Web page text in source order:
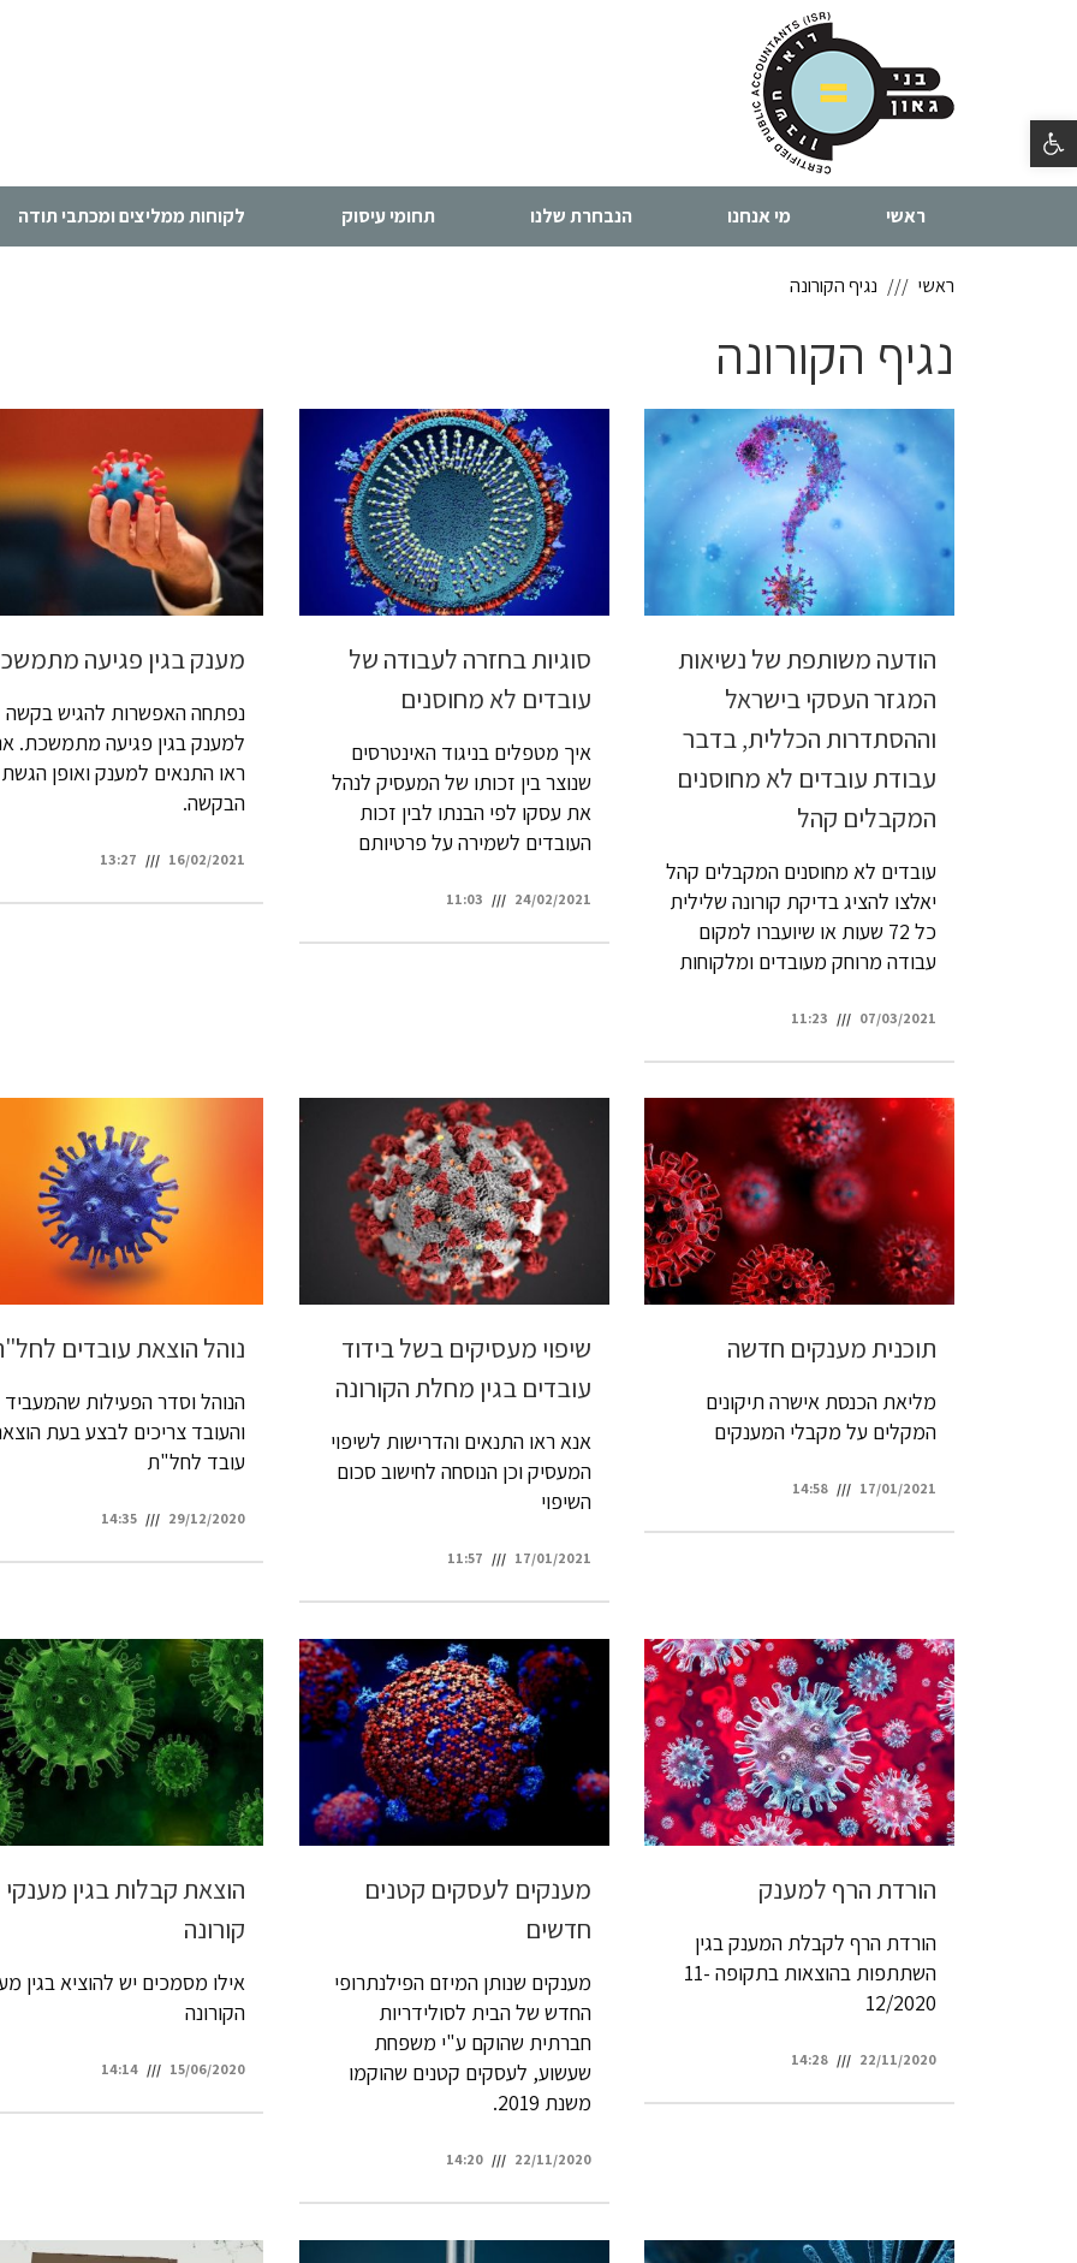
פתח סרגל נגישות
ראשי מי אנחנו הנבחרת שלנו תחומי עיסוק לקוחות ממליצים ומכתבי תודה
ראשי נגיף הקורונה
נגיף הקורונה
הודעה משותפת של נשיאות
המגזר העסקי בישראל
וההסתדרות הכללית, בדבר
עבודת עובדים לא מחוסנים
המקבלים קהל
עובדים לא מחוסנים המקבלים קהל
יאלצו להציג בדיקת קורונה שלילית
כל 72 שעות או שיועברו למקום
עבודה מרוחק מעובדים ומלקוחות
07/03/2021
11:23
סוגיות בחזרה לעבודה של
עובדים לא מחוסנים
איך מטפלים בניגוד האינטרסים
שנוצר בין זכותו של המעסיק לנהל
את עסקו לפי הבנתו לבין זכות
העובדים לשמירה על פרטיותם
24/02/2021
11:03
מענק בגין פגיעה
נפתחה האפשרות להגיש בקשה
למענק בגין פגיעה מתמשכת.
ראו התנאים למענק ואופן הגשת
הבקשה.
16/02/2021
13:27
תוכנית מענקים חדשה
מליאת הכנסת אישרה תיקונים
המקלים על מקבלי המענקים
17/01/2021
14:58
שיפוי מעסיקים בשל בידוד
עובדים בגין מחלת הקורונה
אנא ראו התנאים והדרישות לשיפוי
המעסיק וכן הנוסחה לחישוב סכום
השיפוי
17/01/2021
11:57
נוהל הוצאת עובדים
הנוהל וסדר הפעילות שהמעביד
והעובד צריכים לבצע בעת
עובד לחל"ת
29/12/2020
14:35
הורדת הרף למענק
הורדת הרף לקבלת המענק בגין
השתתפות בהוצאות בתקופה 11-
12/2020
22/11/2020
14:28
מענקים לעסקים קטנים
חדשים
מענקים שנותן המיזם הפילנתרופי
החדש של הבית לסולידריות
חברתית שהוקם ע"י משפחת
שעשוע, לעסקים קטנים שהוקמו
משנת 2019.
22/11/2020
14:20
הוצאת קבלות בגין מענקי
קורונה
אילו מסמכים יש להוציא בגין
הקורונה
15/06/2020
14:14